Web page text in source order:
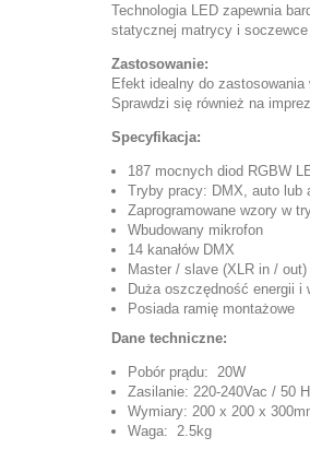
Technologia LED zapewnia
statycznej matrycy i soczewce
Zastosowanie:
Efekt idealny do
Sprawdzi się również na
Specyfikacja:
187 mocnych diod RGBW
Tryby pracy: DMX, auto lub
Zaprogramowane wzory w
Wbudowany mikrofon
14 kanałów DMX
Master / slave (XLR in / out)
Duża oszczędność energii i
Posiada ramię montażowe
Dane techniczne:
Pobór prądu: 20W
Zasilanie: 220-240Vac / 50
Wymiary: 200 x 200 x
Waga: 2.5kg